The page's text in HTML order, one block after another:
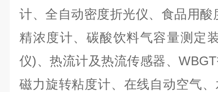
计、全自动密度折光仪、食品用
精浓度计、碳酸饮料气容量测定
仪)、热流计及热流传感器、
磁力旋转粘度计、在线自动空气